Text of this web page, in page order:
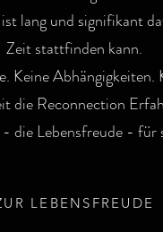
lang und signifikant
Zeit stattfinden kann.
Keine
die Reconnection
die Lebensfreude -
LEBENSFREUDE